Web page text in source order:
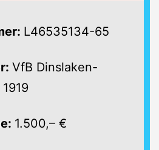
L46535134-65
VfB Dinslaken-
1.500,– €